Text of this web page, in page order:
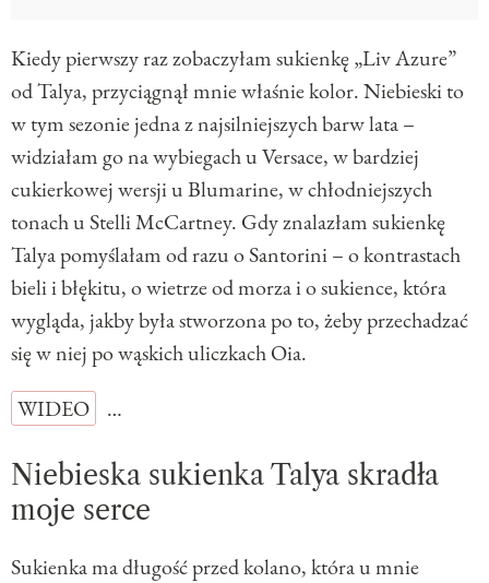
Kiedy pierwszy raz zobaczyłam sukienkę „Liv Azure”
od Talya, przyciągnął mnie właśnie kolor. Niebieski to
w tym sezonie jedna z najsilniejszych barw lata –
widziałam go na wybiegach u Versace, w bardziej
cukierkowej wersji u Blumarine, w chłodniejszych
tonach u Stelli McCartney. Gdy znalazłam sukienkę
Talya pomyślałam od razu o Santorini – o kontrastach
bieli i błękitu, o wietrze od morza i o sukience, która
wygląda, jakby była stworzona po to, żeby przechadzać
się w niej po wąskich uliczkach Oia.
WIDEO
…
Niebieska sukienka Talya skradła
moje serce
Sukienka ma długość przed kolano, która u mnie